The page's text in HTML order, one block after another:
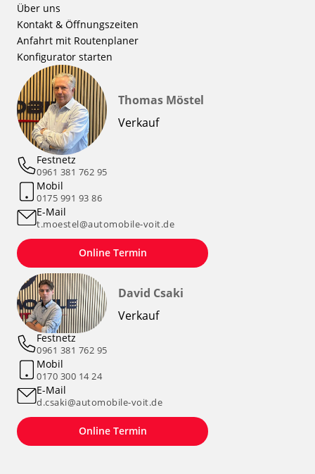
Über uns
Kontakt & Öffnungszeiten
Anfahrt mit Routenplaner
Konfigurator starten
Thomas Möstel
Verkauf
Festnetz
0961 381 762 95
Mobil
0175 991 93 86
E-Mail
t.moestel@automobile-voit.de
Online Termin
David Csaki
Verkauf
Festnetz
0961 381 762 95
Mobil
0170 300 14 24
E-Mail
d.csaki@automobile-voit.de
Online Termin